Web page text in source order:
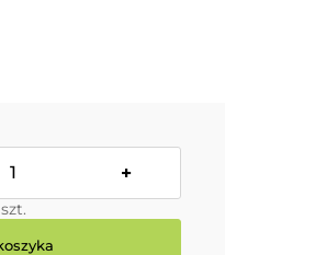
+
szt.